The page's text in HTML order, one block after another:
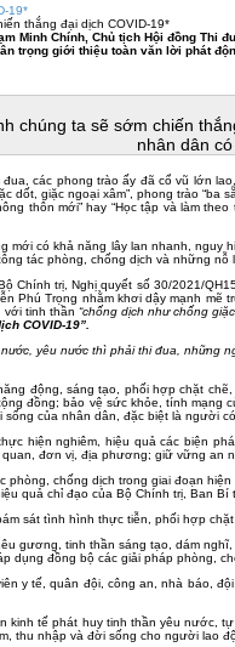
19*
thắng đại dịch COVID-19*
Minh Chính, Chủ tịch Hội đồng
trọng giới thiệu toàn văn lời phát
chúng ta sẽ sớm chiến
nhân dân
các phong trào ấy đã cổ vũ lớn
dốt, giặc ngoại xâm”, phong trào “ba
thôn mới” hay “Học tập và làm
mới có khả năng lây lan nhanh,
tác phòng, chống dịch và những nỗ
Chính trị, Nghị quyết số 30/2021/
Phú Trọng nhằm khơi dậy mạnh
với tinh thần “chống dịch như chống
COVID-19”.
nước, yêu nước thì phải thi đua, những
động, sáng tạo, phối hợp chặt
đồng; bảo vệ sức khỏe, tính
sống của nhân dân, đặc biệt là người
hiện nghiêm, hiệu quả các biện
đơn vị, địa phương; giữ vững an
chống dịch trong giai đoạn
quả chỉ đạo của Bộ Chính trị, Ban
sát tình hình thực tiễn, phối hợp
gương, tinh thần sáng tạo, dám
dụng đồng bộ các giải pháp phòng,
y tế, quân đội, công an, nhà báo,
kinh tế phát huy tinh thần yêu nước,
thu nhập và đời sống cho người lao